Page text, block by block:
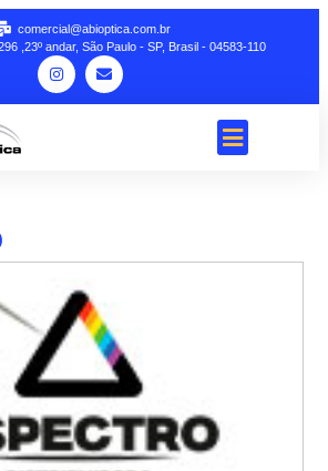
comercial@abioptica.com.br
,23º andar, São Paulo - SP, Brasil - 04583-110